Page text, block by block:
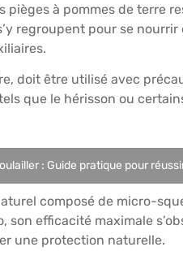
pièges à pommes de terre
regroupent pour se
doit être utilisé avec
que le hérisson ou
: Guide pratique pour
composé de micro-
son efficacité maximale
une protection naturelle.